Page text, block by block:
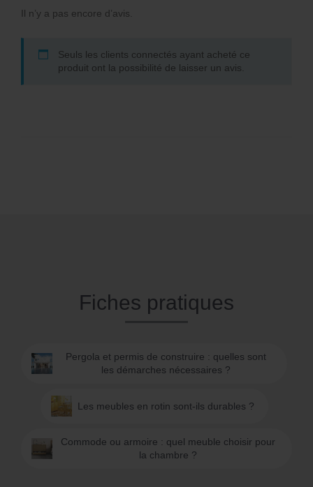
Il n’y a pas encore d’avis.
Seuls les clients connectés ayant acheté ce
produit ont la possibilité de laisser un avis.
Fiches pratiques
Pergola et permis de construire : quelles sont
les démarches nécessaires ?
Les meubles en rotin sont-ils durables ?
Commode ou armoire : quel meuble choisir pour
la chambre ?